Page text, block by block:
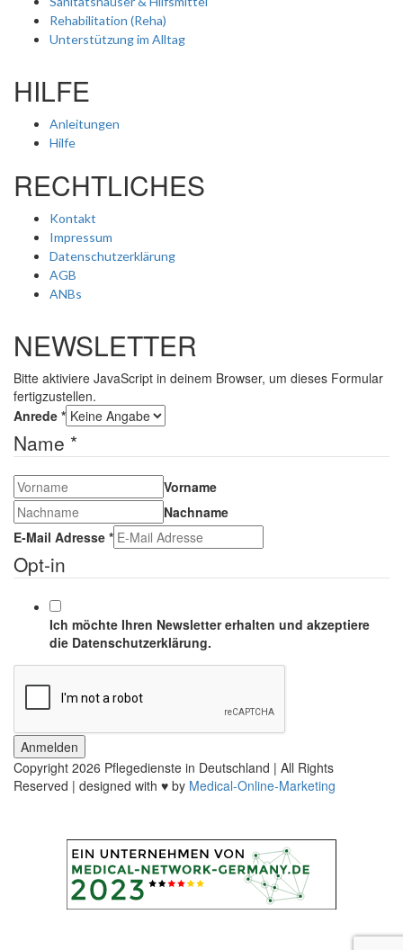
Rehabilitation (Reha)
Unterstützung im Alltag
HILFE
Anleitungen
Hilfe
RECHTLICHES
Kontakt
Impressum
Datenschutzerklärung
AGB
ANBs
NEWSLETTER
Bitte aktiviere JavaScript in deinem Browser, um dieses Formular
fertigzustellen.
Anrede *
Name *
Vorname
Nachname
E-Mail Adresse *
Opt-in
Ich möchte Ihren Newsletter erhalten und akzeptiere
die Datenschutzerklärung.
Anmelden
Copyright 2026 Pflegedienste in Deutschland | All Rights
Reserved | designed with ♥ by Medical-Online-Marketing